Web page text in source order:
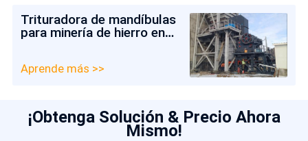
Trituradora de mandíbulas
para minería de hierro en
Aprende más >>
¡Obtenga Solución & Precio Ahora
Mismo!